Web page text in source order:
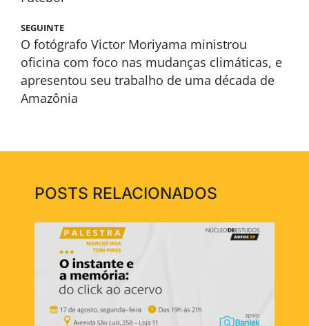
SEGUINTE
O fotógrafo Victor Moriyama ministrou
oficina com foco nas mudanças climáticas, e
apresentou seu trabalho de uma década de
Amazônia
POSTS RELACIONADOS